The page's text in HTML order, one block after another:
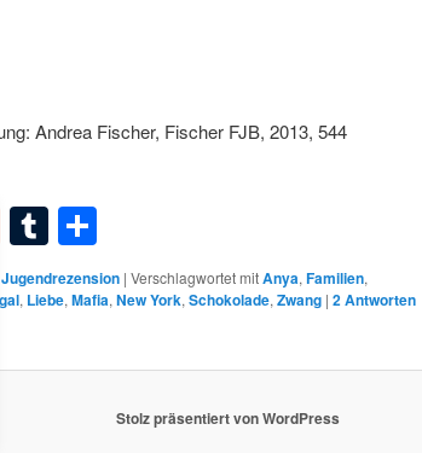
Andrea Fischer, Fischer FJB, 2013, 544
RedditTumblr
Jugendrezension | Verschlagwortet mitAnya, Familien,
, Liebe, Mafia, New York, Schokolade, Zwang | 2Antworten
Stolz präsentiert von WordPress